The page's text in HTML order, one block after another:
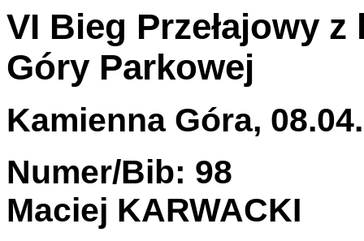
VI Bieg Przełajowy
Góry Parkowej
Kamienna Góra,
Numer/Bib: 98
Maciej KARWACKI